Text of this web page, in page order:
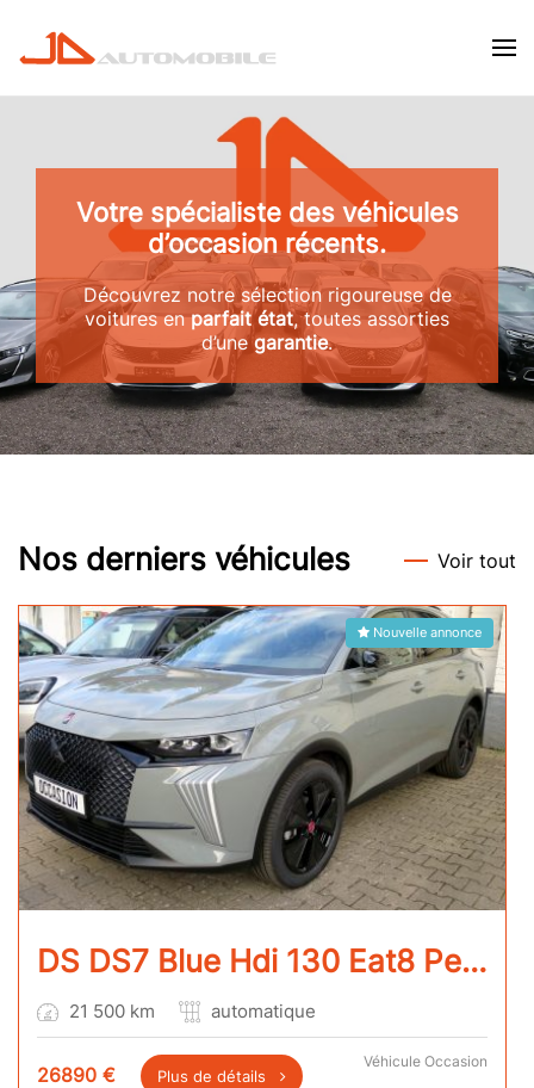
Skip to main content
Votre spécialiste des véhicules
d’occasion récents.
Découvrez notre sélection rigoureuse de
voitures enparfait état, toutes assorties
d’unegarantie.
Nos derniers véhicules Voir tout
Nouvelle annonce
DS DS7 Blue Hdi 130 Eat8 Performance Line +
21 500 km automatique
26890 € Plus de détails
Véhicule Occasion